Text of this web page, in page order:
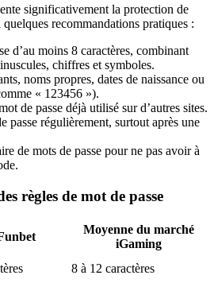
significativement la protection de
recommandations pratiques :
d’au moins 8 caractères, combinant
chiffres et symboles.
noms propres, dates de naissance ou
« 123456 »).
de passe déjà utilisé sur d’autres sites.
passe régulièrement, surtout après une
de mots de passe pour ne pas avoir à
règles de mot de passe
Moyenne du marché
iGaming
8 à 12 caractères